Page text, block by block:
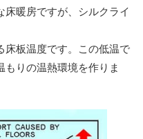
床暖房ですが、シルクライ
床板温度です。この低温で
りの温熱環境を作りま